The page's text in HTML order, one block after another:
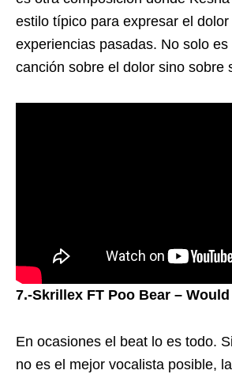
estilo típico para expresar el
experiencias pasadas. No solo
canción sobre el dolor sino sobre
7.-Skrillex FT Poo Bear –
En ocasiones el beat lo es todo.
no es el mejor vocalista posible,